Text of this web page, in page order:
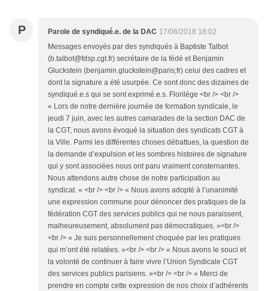
P Parole de syndiqué.e. de la DAC 17/06/2018 18:02
Messages envoyés par des syndiqués à Baptiste Talbot
(b.talbot@fdsp.cgt.fr) secrétaire de la fédé et Benjamin
Gluckstein (benjamin.gluckstein@paris;fr) celui des cadres et
dont la signature a été usurpée. Ce sont donc des dizaines de
syndiqué.e.s qui se sont exprimé.e.s. Florilège <br /> <br />
« Lors de notre dernière journée de formation syndicale, le
jeudi 7 juin, avec les autres camarades de la section DAC de
la CGT, nous avons évoqué la situation des syndicats CGT à
la Ville. Parmi les différentes choses débattues, la question de
la demande d’expulsion et les sombres histoires de signature
qui y sont associées nous ont paru vraiment consternantes.
Nous attendons autre chose de notre participation au
syndicat. « <br /> <br /> « Nous avons adopté à l’unanimité
une expression commune pour dénoncer des pratiques de la
fédération CGT des services publics qui ne nous paraissent,
malheureusement, absolument pas démocratiques. »<br />
<br /> « Je suis personnellement choquée par les pratiques
qui m’ont été relatées. »<br /> <br /> « Nous avons le souci et
la volonté de continuer à faire vivre l’Union Syndicale CGT
des services publics parisiens. »<br /> <br /> « Merci de
prendre en compte cette expression de nos choix d’adhérents